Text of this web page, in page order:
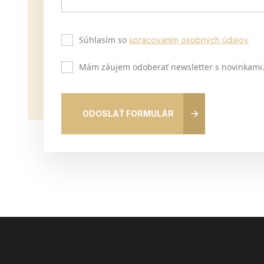
Súhlasím so spracovaním osobných údajov
Mám záujem odoberať newsletter s novinkami.
ODOSLAŤ FORMULÁR